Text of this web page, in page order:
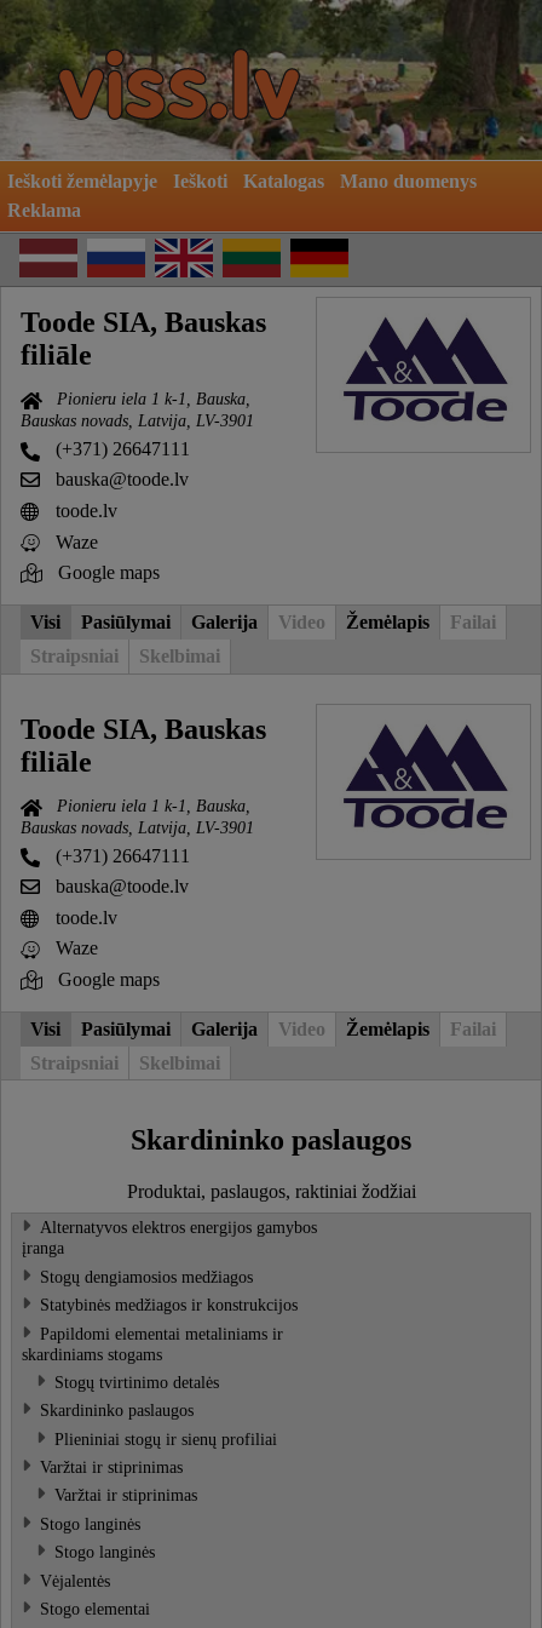
Ieškoti žemėlapyje Ieškoti Katalogas
Mano duomenys
Reklama
Toode SIA, Bauskas
filiāle
Pionieru iela 1 k-1, Bauska,
Bauskas novads, Latvija, LV-3901
(+371) 26647111
bauska@toode.lv
toode.lv
Waze
Google maps
Visi Pasiūlymai Galerija Video Žemėlapis
Failai
Straipsniai
Skelbimai
Toode SIA, Bauskas
filiāle
Pionieru iela 1 k-1, Bauska,
Bauskas novads, Latvija, LV-3901
(+371) 26647111
bauska@toode.lv
toode.lv
Waze
Google maps
Visi Pasiūlymai Galerija Video Žemėlapis
Failai
Straipsniai
Skelbimai
Skardininko paslaugos
Produktai, paslaugos, raktiniai žodžiai
Alternatyvos elektros energijos gamybos
įranga
Stogų dengiamosios medžiagos
Statybinės medžiagos ir konstrukcijos
Papildomi elementai metaliniams ir
skardiniams stogams
Stogų tvirtinimo detalės
Skardininko paslaugos
Plieniniai stogų ir sienų profiliai
Varžtai ir stiprinimas
Varžtai ir stiprinimas
Stogo langinės
Stogo langinės
Vėjalentės
Stogo elementai